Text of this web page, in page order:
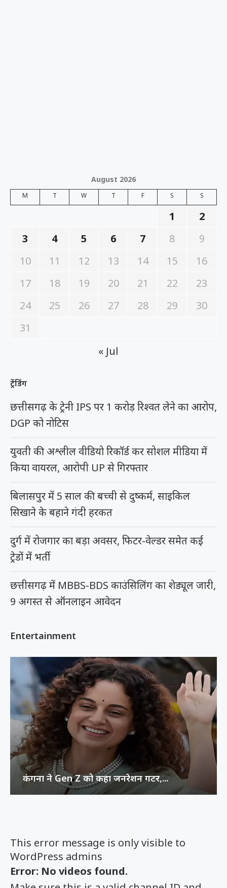
This error message is only visible to
WordPress admins
Error: No videos found.
August 2026
M T W T F S S
1
2
3
4 5 6 7 8
9
10
11 12 13 14 15
16
17
18 19 20 21 22
23
24
25 26 27 28 29
30
31
« Jul
ट्रेंडिंग
छत्तीसगढ़ के ट्रेनी IPS पर 1 करोड़ रिश्वत लेने का आरोप,
DGP को नोटिस
युवती की अश्लील वीडियो रिकॉर्ड कर सोशल मीडिया में
किया वायरल, आरोपी UP से गिरफ्तार
बिलासपुर में 5 साल की बच्ची से दुष्कर्म, साइकिल
सिखाने के बहाने गंदी हरकत
दुर्ग में रोजगार का बड़ा अवसर, फिटर-वेल्डर समेत कई
ट्रेडों में भर्ती
छत्तीसगढ़ में MBBS-BDS काउंसिलिंग का शेड्यूल जारी,
9 अगस्त से ऑनलाइन आवेदन
Entertainment
कंगना ने Gen Z को कहा जनरेशन गटर,...